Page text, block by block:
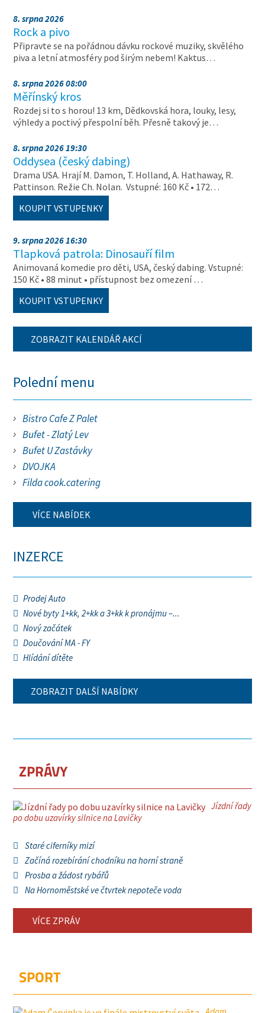
8. srpna 2026
Rock a pivo
Připravte se na pořádnou dávku rockové muziky, skvělého
piva a letní atmosféry pod širým nebem! Kaktus…
8. srpna 2026 08:00
Měřínský kros
Rozdej si to s horou! 13 km, Dědkovská hora, louky, lesy,
výhledy a poctivý přespolní běh. Přesně takový je…
8. srpna 2026 19:30
Oddysea (český dabing)
Drama USA. Hrají M. Damon, T. Holland, A. Hathaway, R.
Pattinson. Režie Ch. Nolan. Vstupné: 160 Kč • 172…
KOUPIT VSTUPENKY
9. srpna 2026 16:30
Tlapková patrola: Dinosauří film
Animovaná komedie pro děti, USA, český dabing. Vstupné:
150 Kč • 88 minut • přístupnost bez omezení …
KOUPIT VSTUPENKY
ZOBRAZIT KALENDÁŘ AKCÍ
Polední menu
Bistro Cafe Z Palet
Bufet - Zlatý Lev
Bufet U Zastávky
DVOJKA
Filda cook.catering
VÍCE NABÍDEK
INZERCE
Prodej Auto
Nové byty 1+kk, 2+kk a 3+kk k pronájmu –...
Nový začátek
Doučování MA - FY
Hlídání dítěte
ZOBRAZIT DALŠÍ NABÍDKY
ZPRÁVY
Jízdní řady
po dobu uzavírky silnice na Lavičky
Staré ciferníky mizí
Začíná rozebírání chodníku na horní straně
Prosba a žádost rybářů
Na Hornoměstské ve čtvrtek nepoteče voda
VÍCE ZPRÁV
SPORT